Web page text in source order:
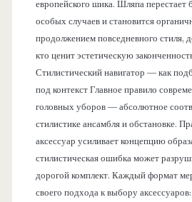
европейского шика. Шляпа перестает
особых случаев и становится
продолжением повседневного стиля,
кто ценит эстетическую
Стилистический навигатор — как
под контекст Главное правило
головных уборов — абсолютное
стилистике ансамбля и обстановке.
аксессуар усиливает концепцию
стилистическая ошибка может
дорогой комплект. Каждый формат
своего подхода к выбору